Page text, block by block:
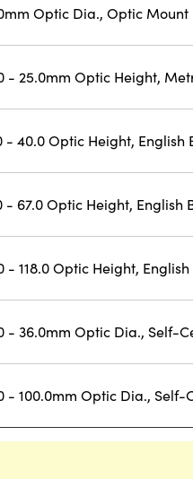
Optic Dia., Optic Mount
- 25.0mm Optic Height,
- 40.0 Optic Height,
- 67.0 Optic Height, English
- 118.0 Optic Height,
- 36.0mm Optic Dia., Self-
- 100.0mm Optic Dia., Self-